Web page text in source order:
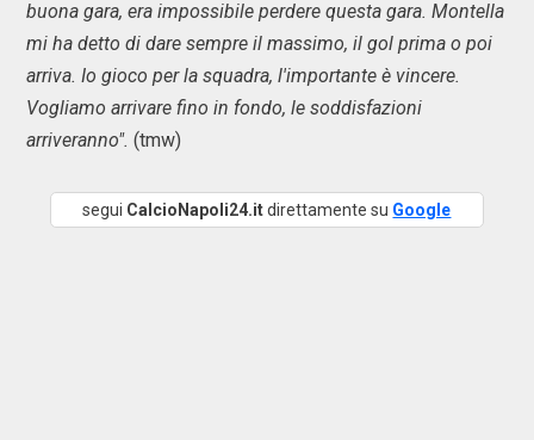
buona gara, era impossibile perdere questa gara. Montella
mi ha detto di dare sempre il massimo, il gol prima o poi
arriva. Io gioco per la squadra, l'importante è vincere.
Vogliamo arrivare fino in fondo, le soddisfazioni
arriveranno". (tmw)
segui CalcioNapoli24.itdirettamente su Google